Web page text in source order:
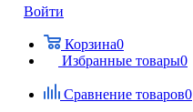
Войти
Корзина0
Избранные товары0
Сравнение товаров0